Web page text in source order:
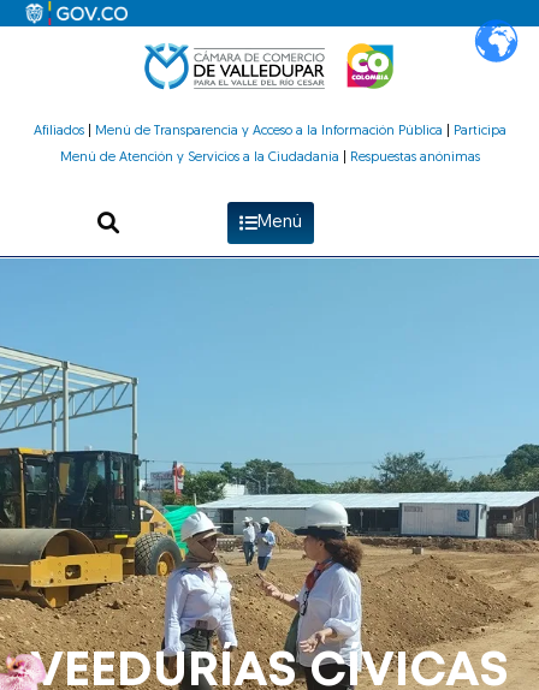
Afiliados| Menú de Transparencia y Acceso a la Información Pública
Participa
Menú de Atención y Servicios a la Ciudadanía
Respuestas anónimas
Menú
VEEDURÍAS CÍVICAS